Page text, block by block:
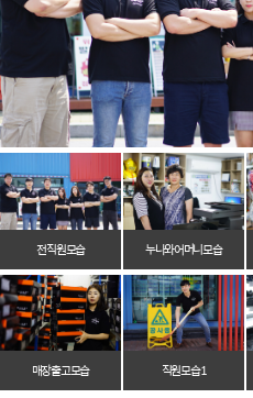
전 직원 모습 누나와 어머니 모습
매장 출고 모습 직원 모습 1